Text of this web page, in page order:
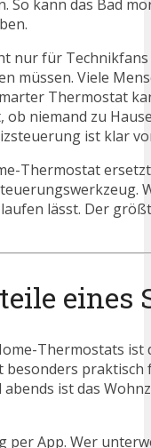
So kann das Bad
nur für
müssen. Viele
Thermostat
niemand zu
ist klar
Thermostat
lässt. Der
Thermostats
besonders
ist das
per App. Wer